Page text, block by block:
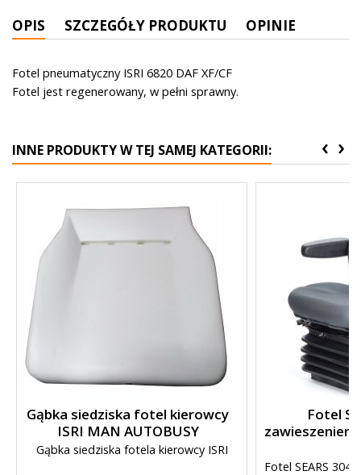
OPIS SZCZEGÓŁY PRODUKTU OPINIE
Fotel pneumatyczny ISRI 6820 DAF XF/CF
Fotel jest regenerowany, w pełni sprawny.
INNE PRODUKTY W TEJ SAMEJ KATEGORII: ‹ ›
Gąbka siedziska fotel kierowcy
ISRI MAN AUTOBUSY
Gąbka siedziska fotela kierowcy ISRI
Fotel
Fotel SEARS